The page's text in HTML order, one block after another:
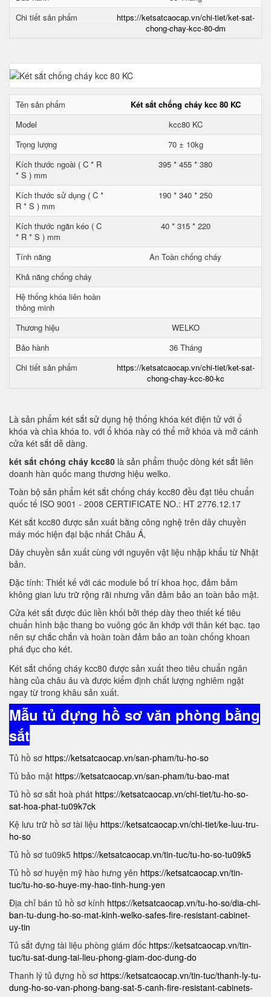
Chi tiết sản phẩm
https://ketsatcaocap.vn/chi-tiet/ket-sat-
chong-chay-kcc-80-dm
Tên sản phẩm
Két sắt chống cháy kcc 80 KC
Model
kcc80 KC
Trọng lượng
70 ± 10kg
Kích thước ngoài ( C * R
* S ) mm
395 * 455 * 380
Kích thước sử dụng ( C *
R * S ) mm
190 * 340 * 250
Kích thước ngăn kéo ( C
* R * S ) mm
40 * 315 * 220
Tính năng
An Toàn chống cháy
Khả năng chống cháy
Hệ thống khóa liên hoàn
thông minh
Thương hiệu
WELKO
Bảo hành
36 Tháng
Chi tiết sản phẩm
https://ketsatcaocap.vn/chi-tiet/ket-sat-
chong-chay-kcc-80-kc
Là sản phẩm két sắt sử dụng hệ thống khóa két điện tử với ổ
khóa và chìa khóa to. với ổ khóa này có thể mở khóa và mở cánh
cửa két sắt dễ dàng.
két sắt chóng cháy kcc80 là sản phẩm thuộc dòng két sắt liên
doanh hàn quốc mang thương hiệu welko.
Toàn bộ sản phẩm két sắt chống cháy kcc80 đều đạt tiêu chuẩn
quốc tế ISO 9001 - 2008 CERTIFICATE NO.: HT 2776.12.17
Két sắt kcc80 được sản xuất bằng công nghệ trên dây chuyền
máy móc hiện đại bậc nhất Châu Á,
Dây chuyền sản xuất cùng với nguyên vật liệu nhập khẩu từ Nhật
bản.
Đặc tính: Thiết kế với các module bố trí khoa học, đảm bảm
không gian lưu trữ rộng rãi nhưng vẫn đảm bảo an toàn bảo mật.
Cửa két sắt được đúc liền khối bởi thép dày theo thiết kế tiêu
chuẩn hình bậc thang bo vuông góc ăn khớp với thân két bạc. tạo
nên sự chắc chắn và hoàn toàn đảm bảo an toàn chống khoan
phá đục cho két.
Két sắt chống cháy kcc80 được sản xuất theo tiêu chuẩn ngân
hàng của châu âu và được kiểm định chất lượng nghiêm ngặt
ngay từ trong khâu sản xuất.
Mẫu tủ đựng hồ sơ văn phòng bằng
sắt
Tủ hồ sơ https://ketsatcaocap.vn/san-pham/tu-ho-so
Tủ bảo mật https://ketsatcaocap.vn/san-pham/tu-bao-mat
Tủ hồ sơ sắt hoà phát https://ketsatcaocap.vn/chi-tiet/tu-ho-so-
sat-hoa-phat-tu09k7ck
Kệ lưu trữ hồ sơ tài liệu https://ketsatcaocap.vn/chi-tiet/ke-luu-tru-
ho-so
Tủ hồ sơ tu09k5 https://ketsatcaocap.vn/tin-tuc/tu-ho-so-tu09k5
Tủ hồ sơ huyện mỹ hào hưng yên https://ketsatcaocap.vn/tin-
tuc/tu-ho-so-huye-my-hao-tinh-hung-yen
Địa chỉ bán tủ hồ sơ kính https://ketsatcaocap.vn/tu-ho-so/dia-chi-
ban-tu-dung-ho-so-mat-kinh-welko-safes-fire-resistant-cabinet-
uy-tin
Tủ sắt đựng tài liệu phòng giám đốc https://ketsatcaocap.vn/tin-
tuc/tu-sat-dung-tai-lieu-phong-giam-doc-dung-do
Thanh lý tủ đựng hồ sơ https://ketsatcaocap.vn/tin-tuc/thanh-ly-tu-
dung-ho-so-van-phong-bang-sat-5-canh-fire-resistant-cabinets-